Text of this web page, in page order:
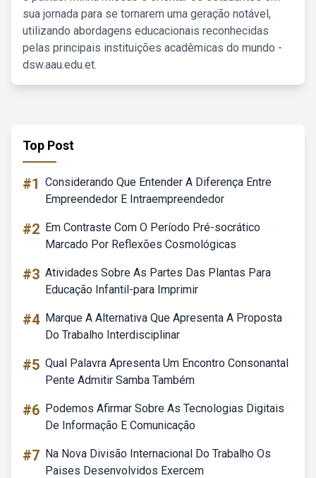
sua jornada para se tornarem uma geração notável,
utilizando abordagens educacionais reconhecidas
pelas principais instituições acadêmicas do mundo -
dsw.aau.edu.et.
Top Post
#1 Considerando Que Entender A Diferença Entre
Empreendedor E Intraempreendedor
#2 Em Contraste Com O Período Pré-socrático
Marcado Por Reflexões Cosmológicas
#3 Atividades Sobre As Partes Das Plantas Para
Educação Infantil-para Imprimir
#4 Marque A Alternativa Que Apresenta A Proposta
Do Trabalho Interdisciplinar
#5 Qual Palavra Apresenta Um Encontro Consonantal
Pente Admitir Samba Também
#6 Podemos Afirmar Sobre As Tecnologias Digitais
De Informação E Comunicação
#7 Na Nova Divisão Internacional Do Trabalho Os
Paises Desenvolvidos Exercem